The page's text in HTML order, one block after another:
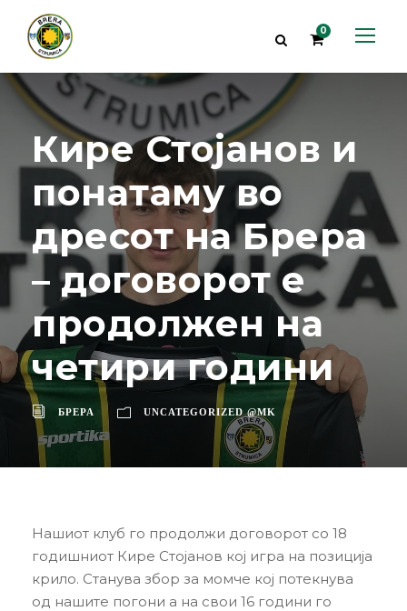
0
Кире Стојанов и
понатаму во
дресот на Брера
– договорот е
продолжен на
четири години
БРЕРА UNCATEGORIZED @MK
Нашиот клуб го продолжи договорот со 18
годишниот Кире Стојанов кој игра на позиција
крило. Станува збор за момче кој потекнува
од нашите погони а на свои 16 години го